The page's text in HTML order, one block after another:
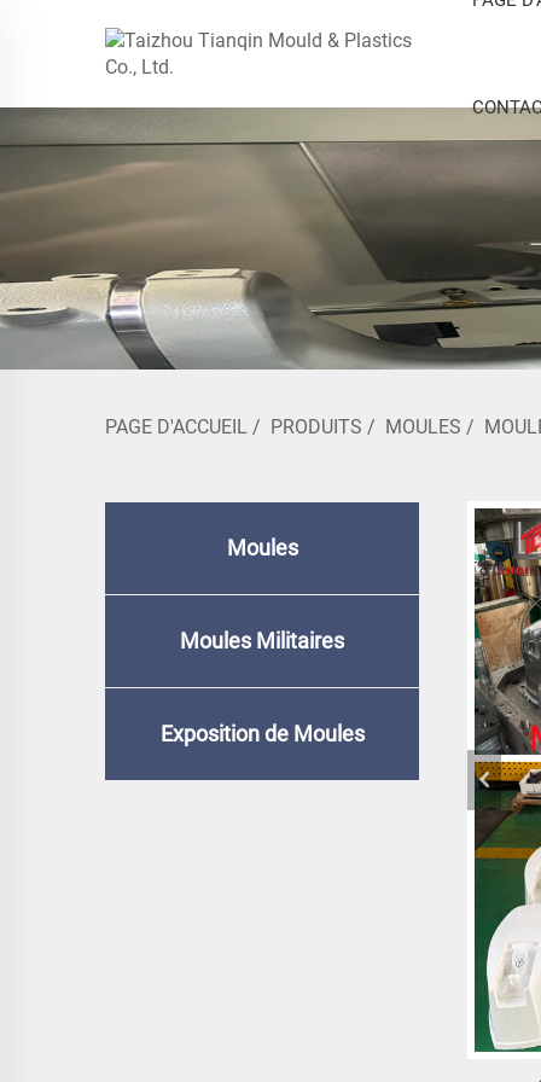
PAGE D'ACCUEIL / PRODUITS / MOULES /
Moules
Moules Militaires
Exposition de Moules